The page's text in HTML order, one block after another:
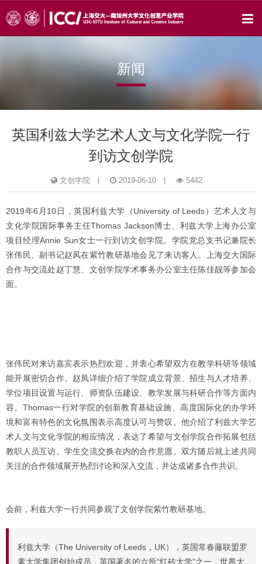
新闻
英国利兹大学艺术人文与文化学院一行
到访文创学院
文创学院 2019-06-10 5442
2019年6月10日，英国利兹大学（University of Leeds）艺术人文与
文化学院国际事务主任Thomas Jackson博士、利兹大学上海办公室
项目经理Annie Sun女士一行到访文创学院。学院党总支书记兼院长
张伟民、副书记赵凤在紫竹教研基地会见了来访客人。上海交大国际
合作与交流处赵丁慧、文创学院学术事务办公室主任陈佳靓等参加会
面。
张伟民对来访嘉宾表示热烈欢迎，并衷心希望双方在教学科研等领域
能开展密切合作。赵凤详细介绍了学院成立背景、招生与人才培养、
学位项目设置与运行、师资队伍建设、教学发展与科研合作等方面内
容。Thomas一行对学院的创新教育基础设施、高度国际化的办学环
境和富有特色的文化氛围表示高度认可与赞叹。他介绍了利兹大学艺
术人文与文化学院的相应情况，表达了希望与文创学院合作拓展包括
教职人员互访、学生交流交换在内的合作意愿。双方随后就上述共同
关注的合作领域展开热烈讨论和深入交流，并达成诸多合作共识。
会前，利兹大学一行共同参观了文创学院紫竹教研基地。
利兹大学（The University of Leeds，UK），英国常春藤联盟罗
素大学集团创始成员，英国著名的六所“红砖大学”之一，世界大